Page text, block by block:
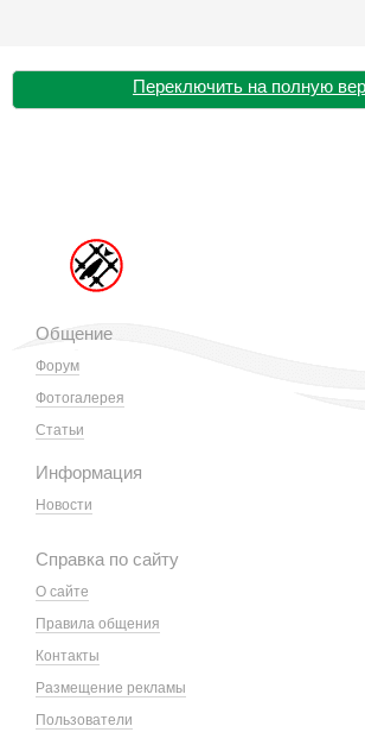
Переключить на полную
Общение
Форум
Фотогалерея
Статьи
Информация
Новости
Справка по сайту
О сайте
Правила общения
Контакты
Размещение рекламы
Пользователи